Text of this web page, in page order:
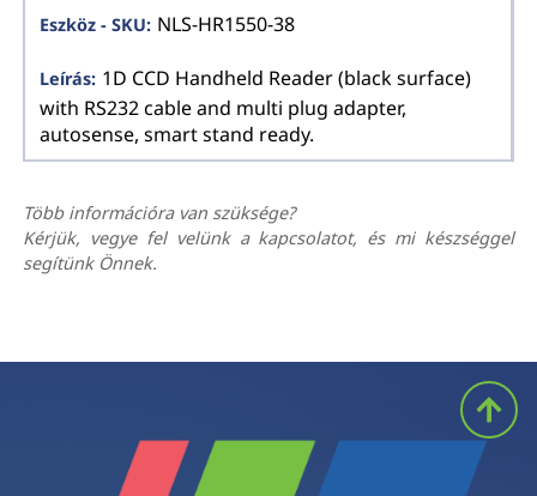
NLS-HR1550-38
1D CCD Handheld Reader (black surface)
with RS232 cable and multi plug adapter,
autosense, smart stand ready.
Több információra van szüksége?
Kérjük, vegye fel velünk a kapcsolatot, és mi készséggel
segítünk Önnek.